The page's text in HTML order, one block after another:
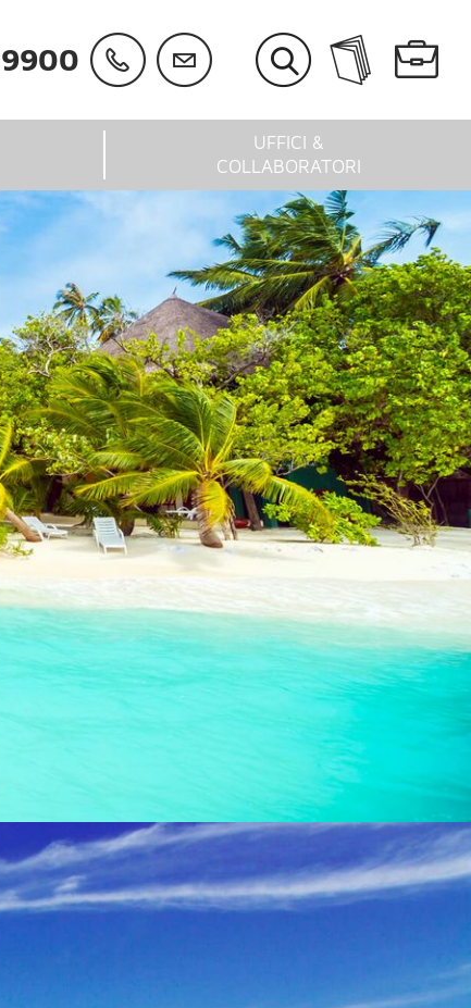
UFFICI &
COLLABORATORI